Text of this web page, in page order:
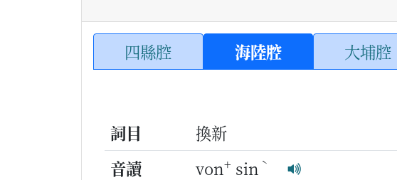
四縣腔 海陸腔 大埔腔
詞目
換新
音讀
von+ sin ˋ